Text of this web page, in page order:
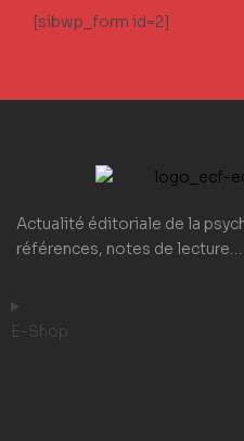
[sibwp_form id=2]
Actualité éditoriale de la
références, notes de lecture…
E-Shop